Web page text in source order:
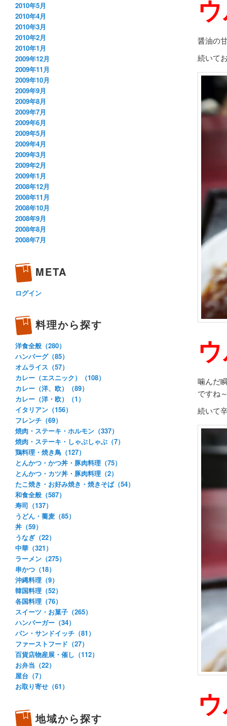
醤油の
続いて
噛んだ
ですね
続いて
2010年5月
2010年4月
2010年3月
2010年2月
2010年1月
2009年12月
2009年11月
2009年10月
2009年9月
2009年8月
2009年7月
2009年6月
2009年5月
2009年4月
2009年3月
2009年2月
2009年1月
2008年12月
2008年11月
2008年10月
2008年9月
2008年8月
2008年7月
META
ログイン
料理から探す
洋食全般（280）
ハンバーグ（85）
オムライス（57）
カレー（エスニック）（108）
カレー（洋、欧）（89）
カレー（洋・欧）（1）
イタリアン（156）
フレンチ（69）
焼肉・ステーキ・ホルモン（337）
焼肉・ステーキ・しゃぶしゃぶ（7）
鶏料理・焼き鳥（127）
とんかつ・かつ丼・豚肉料理（75）
とんかつ・カツ丼・豚肉料理（2）
たこ焼き・お好み焼き・焼きそば（54）
和食全般（587）
寿司（137）
うどん・蕎麦（85）
丼（59）
うなぎ（22）
中華（321）
ラーメン（275）
串かつ（18）
沖縄料理（9）
韓国料理（52）
各国料理（76）
スイーツ・お菓子（265）
ハンバーガー（34）
パン・サンドイッチ（81）
ファーストフード（27）
百貨店物産展・催し（112）
お弁当（22）
屋台（7）
お取り寄せ（61）
地域から探す